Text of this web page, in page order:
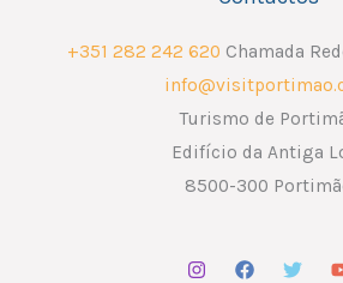
+351 282 242 620 Chamada
Turismo de
Edifício da Antiga
8500-300